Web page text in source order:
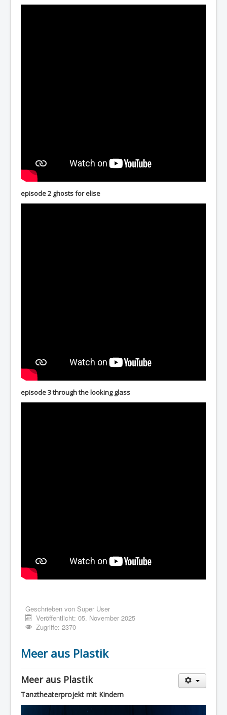
episode 2 ghosts for elise
episode 3 through the looking glass
Geschrieben von Super User
Veröffentlicht: 05. November 2025
Zugriffe: 2370
Meer aus Plastik
Meer aus Plastik
Tanztheaterprojekt mit Kindern